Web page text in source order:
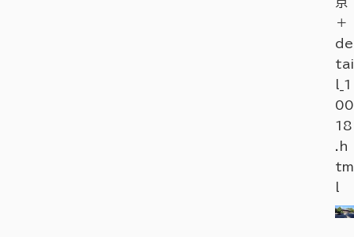
＋
de
tai
l_1
00
18
.h
tm